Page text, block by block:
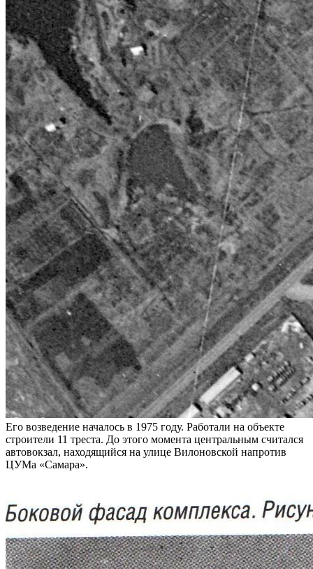
Его возведение началось в 1975 году. Работали на объекте
строители 11 треста. До этого момента центральным считался
автовокзал, находящийся на улице Вилоновской напротив
ЦУМа «Самара».